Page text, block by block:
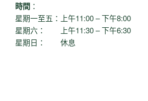
時間 ：
星期一至五：上午11:00 – 下午8:00
星期六： 上午11:30 – 下午6:30
星期日： 休息